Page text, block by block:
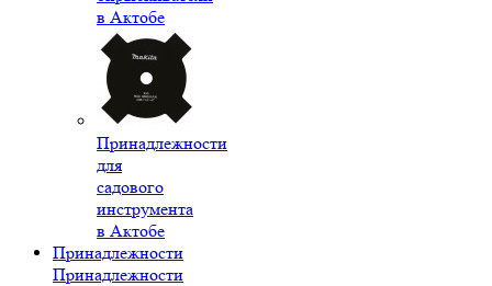
в Актобе
Принадлежности
для
садового
инструмента
в Актобе
Принадлежности
Принадлежности